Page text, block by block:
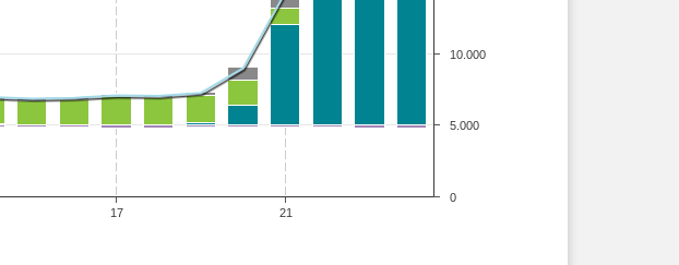
17 21
0
5.000
10.000